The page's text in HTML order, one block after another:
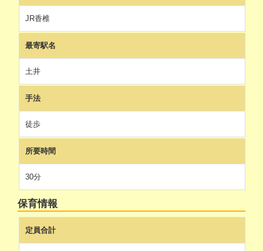
JR香椎
最寄駅名
土井
手法
徒歩
所要時間
30分
保育情報
定員合計